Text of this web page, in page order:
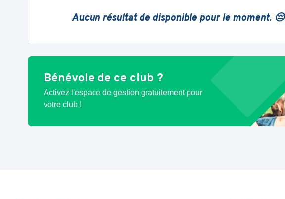
Aucun résultat de disponible pour le moment. 😔
Bénévole de ce club ?
Activez l'espace de gestion gratuitement pour
votre club !